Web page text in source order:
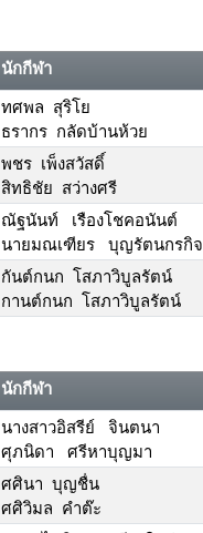
นักกีฬา
ทศพล สุริโย
ธรากร กลัดบ้านห้วย
พชร เพ็งสวัสดิ์
สิทธิชัย สว่างศรี
ณัฐนันท์ เรืองโชคอนันต์
นายมณเฑียร บุญรัตนกรกิจ
กันต์กนก โสภาวิบูลรัตน์
กานต์กนก โสภาวิบูลรัตน์
นักกีฬา
นางสาวอิสรีย์ จินตนา
ศุภนิดา ศรีหาบุญมา
ศศินา บุญชื่น
ศศิวิมล คำต๊ะ